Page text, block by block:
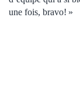
une fois, bravo! »